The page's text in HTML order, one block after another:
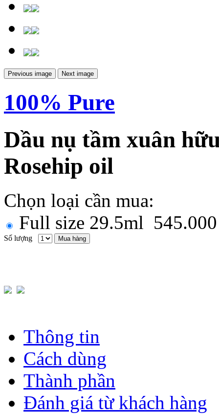
Previous image Next image
100% Pure
Dầu nụ tầm xuân
Rosehip oil
Chọn loại cần mua:
Full size 29.5ml
Số lượng Mua hàng
Thông tin
Cách dùng
Thành phần
Đánh giá từ khách hàng